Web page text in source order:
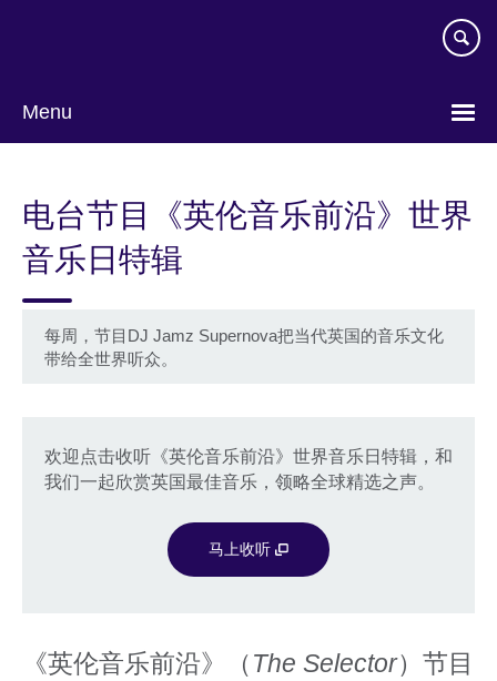
Menu
language
电台节目《英伦音乐前沿》世界
音乐日特辑
每周，节目DJ Jamz Supernova把当代英国的音乐文化
带给全世界听众。
欢迎点击收听《英伦音乐前沿》世界音乐日特辑，和
我们一起欣赏英国最佳音乐，领略全球精选之声。
马上收听
《英伦音乐前沿》（The Selector）节目